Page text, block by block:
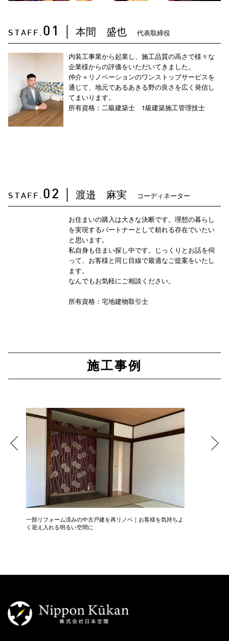
STAFF. 01 本間 盛也 代表取締役
内装工事業から起業し、施工品質の高さで様々な
企業様からの評価をいただいてきました。
仲介＋リノベーションのワンストップサービスを
通じて、地元であるあきる野の良さを広く発信し
てまいります。
所有資格：二級建築士 1級建築施工管理技士
STAFF. 02 渡邉 麻実 コーディネーター
お住まいの購入は大きな決断です。理想の暮らし
を実現するパートナーとして頼れる存在でいたい
と思います。
私自身も住まい探し中です。じっくりとお話を伺
って、お客様と同じ目線で最適なご提案をいたし
ます。
なんでもお気軽にご相談ください。
所有資格：宅地建物取引士
施工事例
一部リフォーム済みの中古戸建を再リノベ｜お客様を気持ちよ
く迎え入れる明るい空間に